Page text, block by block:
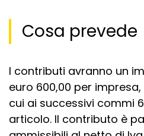
Cosa prevede
I contributi avranno un
euro 600,00 per
cui ai successivi commi
articolo. Il contributo è